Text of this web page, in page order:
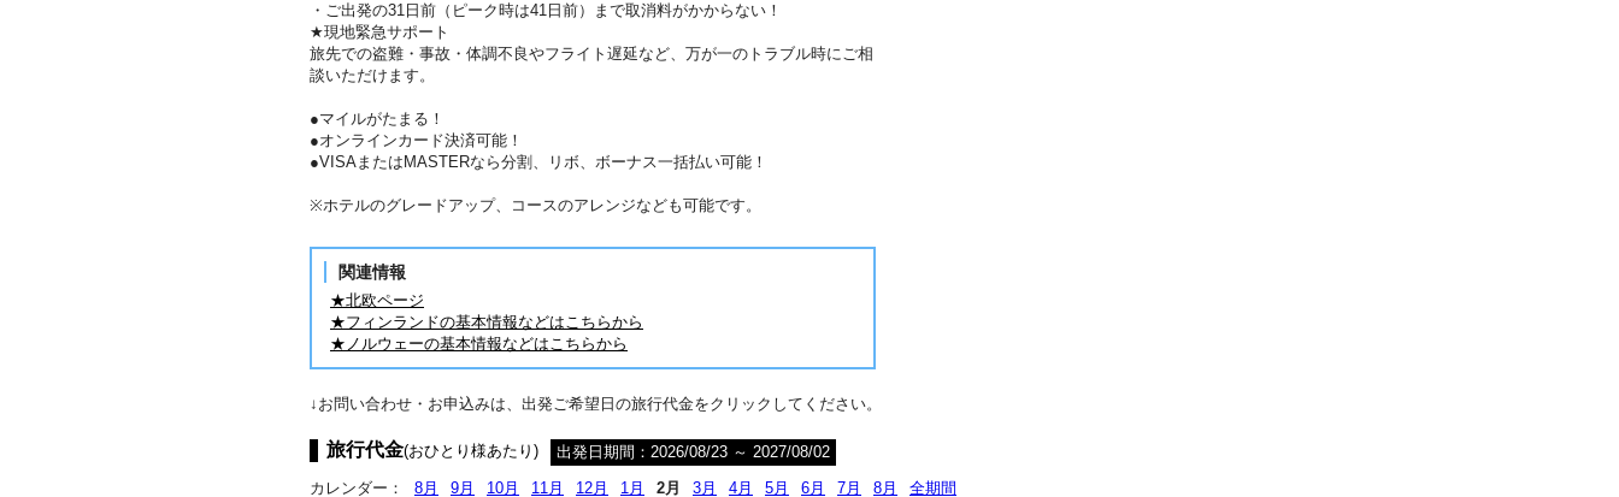
・ご出発の31日前（ピーク時は41日前）まで取消料がかからない！
★現地緊急サポート
旅先での盗難・事故・体調不良やフライト遅延など、万が一のトラブル時にご相
談いただけます。
●マイルがたまる！
●オンラインカード決済可能！
●VISAまたはMASTERなら分割、リボ、ボーナス一括払い可能！
※ホテルのグレードアップ、コースのアレンジなども可能です。
関連情報
★北欧ページ
★フィンランドの基本情報などはこちらから
★ノルウェーの基本情報などはこちらから
↓お問い合わせ・お申込みは、出発ご希望日の旅行代金をクリックしてください。
旅行代金(おひとり様あたり)
出発日期間：2026/08/23 ～ 2027/08/02
カレンダー：
8月 9月 10月 11月 12月 1月 2月 3月 4月 5月 6月 7月 8月 全期間